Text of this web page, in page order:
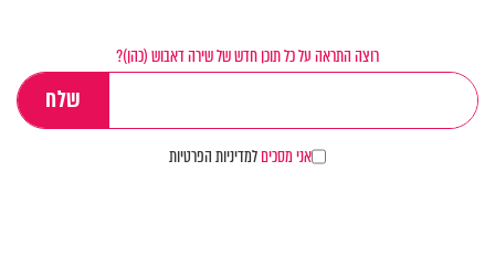
רוצה התראה על כל תוכן חדש של שירה דאבוש (כהן)?
אני מסכיםלמדיניות הפרטיות